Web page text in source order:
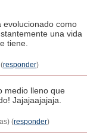
evolucionado como
una vida
tiene.
responder)
medio lleno que
Jajajaajajaja.
(responder)